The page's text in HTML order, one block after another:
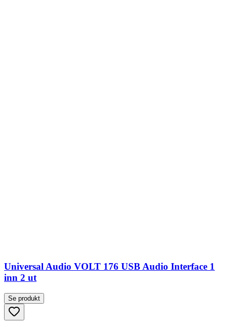
Universal Audio VOLT 176 USB Audio Interface 1
inn 2 ut
Se produkt